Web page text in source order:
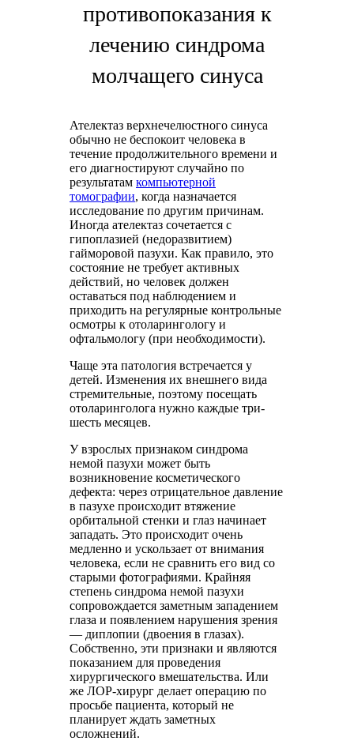
противопоказания к
лечению синдрома
молчащего синуса
Ателектаз верхнечелюстного синуса
обычно не беспокоит человека в
течение продолжительного времени и
его диагностируют случайно по
результатам компьютерной
томографии, когда назначается
исследование по другим причинам.
Иногда ателектаз сочетается с
гипоплазией (недоразвитием)
гайморовой пазухи. Как правило, это
состояние не требует активных
действий, но человек должен
оставаться под наблюдением и
приходить на регулярные контрольные
осмотры к отоларингологу и
офтальмологу (при необходимости).
Чаще эта патология встречается у
детей. Изменения их внешнего вида
стремительные, поэтому посещать
отоларинголога нужно каждые три-
шесть месяцев.
У взрослых признаком синдрома
немой пазухи может быть
возникновение косметического
дефекта: через отрицательное давление
в пазухе происходит втяжение
орбитальной стенки и глаз начинает
западать. Это происходит очень
медленно и ускользает от внимания
человека, если не сравнить его вид со
старыми фотографиями. Крайняя
степень синдрома немой пазухи
сопровождается заметным западением
глаза и появлением нарушения зрения
— диплопии (двоения в глазах).
Собственно, эти признаки и являются
показанием для проведения
хирургического вмешательства. Или
же ЛОР-хирург делает операцию по
просьбе пациента, который не
планирует ждать заметных
осложнений.